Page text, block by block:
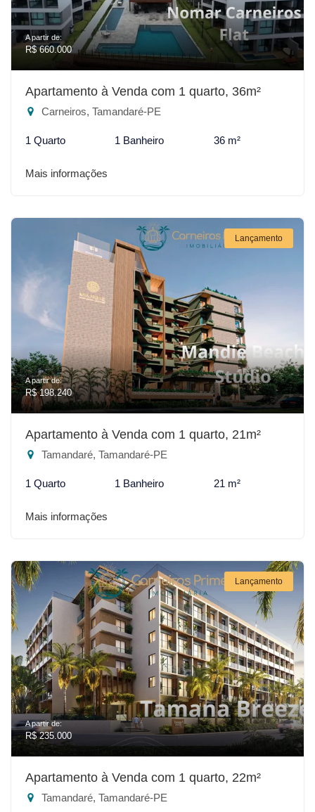
A partir de:
R$ 660.000
Apartamento à Venda com 1 quarto, 36m²
Carneiros, Tamandaré-PE
1 Quarto 1 Banheiro 36 m²
Mais informações
Lançamento
A partir de:
R$ 198.240
Apartamento à Venda com 1 quarto, 21m²
Tamandaré, Tamandaré-PE
1 Quarto 1 Banheiro 21 m²
Mais informações
Lançamento
A partir de:
R$ 235.000
Apartamento à Venda com 1 quarto, 22m²
Tamandaré, Tamandaré-PE